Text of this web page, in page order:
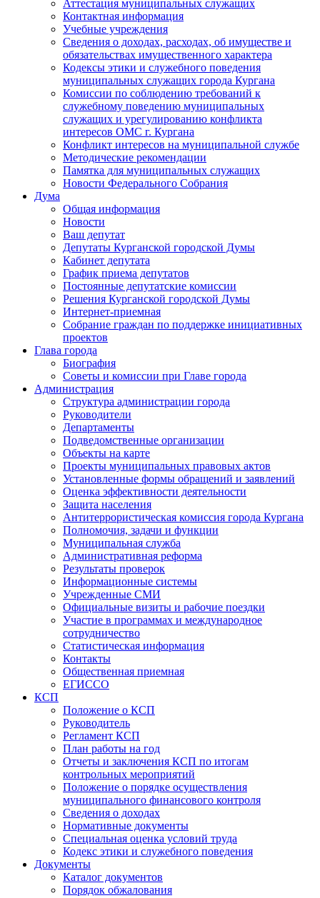
Аттестация муниципальных служащих
Контактная информация
Учебные учреждения
Сведения о доходах, расходах, об имуществе и
обязательствах имущественного характера
Кодексы этики и служебного поведения
муниципальных служащих города Кургана
Комиссии по соблюдению требований к
служебному поведению муниципальных
служащих и урегулированию конфликта
интересов ОМС г. Кургана
Конфликт интересов на муниципальной службе
Методические рекомендации
Памятка для муниципальных служащих
Новости Федерального Cобрания
Дума
Общая информация
Новости
Ваш депутат
Депутаты Курганской городской Думы
Кабинет депутата
График приема депутатов
Постоянные депутатские комиссии
Решения Курганской городской Думы
Интернет-приемная
Собрание граждан по поддержке инициативных
проектов
Глава города
Биография
Советы и комиссии при Главе города
Администрация
Структура администрации города
Руководители
Департаменты
Подведомственные организации
Объекты на карте
Проекты муниципальных правовых актов
Установленные формы обращений и заявлений
Оценка эффективности деятельности
Защита населения
Антитеррористическая комиссия города Кургана
Полномочия, задачи и функции
Муниципальная служба
Административная реформа
Результаты проверок
Информационные системы
Учрежденные СМИ
Официальные визиты и рабочие поездки
Участие в программах и международное
сотрудничество
Статистическая информация
Контакты
Общественная приемная
ЕГИССО
КСП
Положение о КСП
Руководитель
Регламент КСП
План работы на год
Отчеты и заключения КСП по итогам
контрольных мероприятий
Положение о порядке осуществления
муниципального финансового контроля
Сведения о доходах
Нормативные документы
Специальная оценка условий труда
Кодекс этики и служебного поведения
Документы
Каталог документов
Порядок обжалования